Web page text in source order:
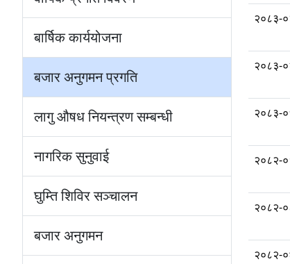
बार्षिक कार्ययोजना
बजार अनुगमन प्रगति
लागु औषध नियन्त्रण सम्बन्धी
नागरिक सुनुवाई
घुम्ति शिविर सञ्चालन
बजार अनुगमन
२०८३-
२०८३-
२०८३-
२०८२-
२०८२-
२०८२-